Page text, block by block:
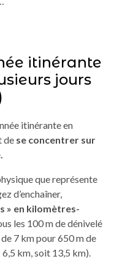
itinérante
jours
itinérante en
de se concentrer sur
que représente
d’enchaîner,
» en kilomètres-
les 100 m de dénivelé
7 km pour 650 m de
km, soit 13,5 km).